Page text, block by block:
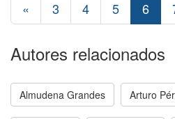
« 3 4 5 6
Autores relacionados
Almudena Grandes Arturo